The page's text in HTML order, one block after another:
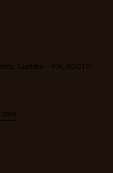
Curitiba – PR, 80010-